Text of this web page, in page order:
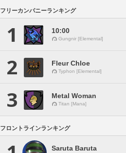
フリーカンパニーランキング
1 10:00
Gungnir [Elemental]
2 Fleur Chloe
Typhon [Elemental]
3 Metal Woman
Titan [Mana]
フロントラインランキング
Saruta Baruta